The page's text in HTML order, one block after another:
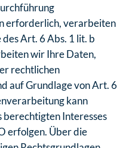
erforderlich, verarbeiten
Art. 6 Abs. 1 lit. b
wir Ihre Daten,
rechtlichen
auf Grundlage von Art. 6
kann
berechtigten Interesses
erfolgen. Über die